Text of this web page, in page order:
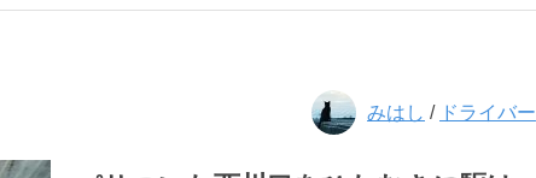
みはし / ドライバー